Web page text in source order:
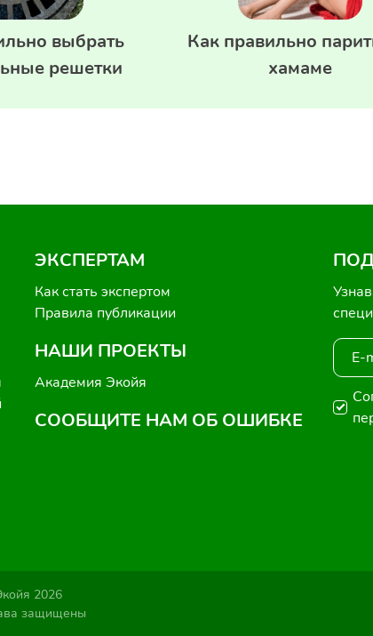
выбрать
решетки
Как правильно
хамаме
ЭКСПЕРТАМ
Как стать экспертом
Правила публикации
НАШИ ПРОЕКТЫ
Академия Экойя
СООБЩИТЕ НАМ ОБ ОШИБКЕ
2026
защищены